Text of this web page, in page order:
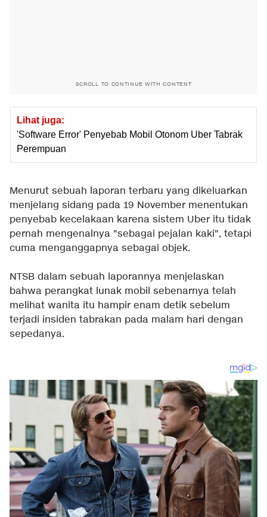
SCROLL TO CONTINUE WITH CONTENT
Lihat juga:
'Software Error' Penyebab Mobil Otonom Uber Tabrak
Perempuan
Menurut sebuah laporan terbaru yang dikeluarkan
menjelang sidang pada 19 November menentukan
penyebab kecelakaan karena sistem Uber itu tidak
pernah mengenalnya "sebagai pejalan kaki", tetapi
cuma menganggapnya sebagai objek.
NTSB dalam sebuah laporannya menjelaskan
bahwa perangkat lunak mobil sebenarnya telah
melihat wanita itu hampir enam detik sebelum
terjadi insiden tabrakan pada malam hari dengan
sepedanya.